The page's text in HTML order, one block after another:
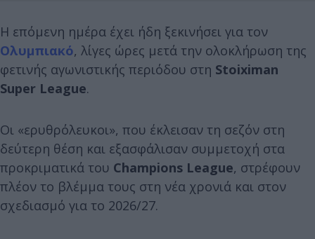
Η επόμενη ημέρα έχει ήδη ξεκινήσει για τον
Ολυμπιακό, λίγες ώρες μετά την ολοκλήρωση της
φετινής αγωνιστικής περιόδου στη Stoiximan
Super League.
Οι «ερυθρόλευκοι», που έκλεισαν τη σεζόν στη
δεύτερη θέση και εξασφάλισαν συμμετοχή στα
προκριματικά του Champions League, στρέφουν
πλέον το βλέμμα τους στη νέα χρονιά και στον
σχεδιασμό για το 2026/27.